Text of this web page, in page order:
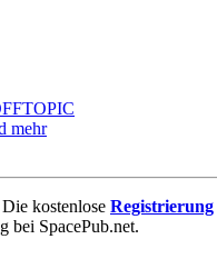
mehr
kostenlose Registrierung
bei SpacePub.net.